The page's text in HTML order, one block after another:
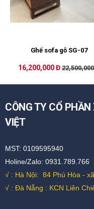
Ghế sofa gỗ SG-07
16,200,000 Đ
CÔNG TY CỔ
VIỆT
MST: 0109595940
Holine/Zalo: 0931.789.766
√ : Hà Nội: 84 Phú Hòa -
√ : Đà Nẵng : KCN Liên